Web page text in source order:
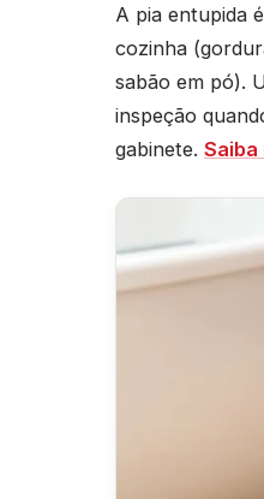
A pia entupida
cozinha
sabão em pó).
inspeção
gabinete.